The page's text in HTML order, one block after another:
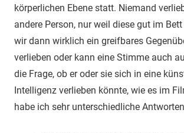
körperlichen Ebene statt. Niemand
andere Person, nur weil diese gut im
wir dann wirklich ein greifbares
verlieben oder kann eine Stimme auch
die Frage, ob er oder sie sich in eine
Intelligenz verlieben könnte, wie es im
habe ich sehr unterschiedliche